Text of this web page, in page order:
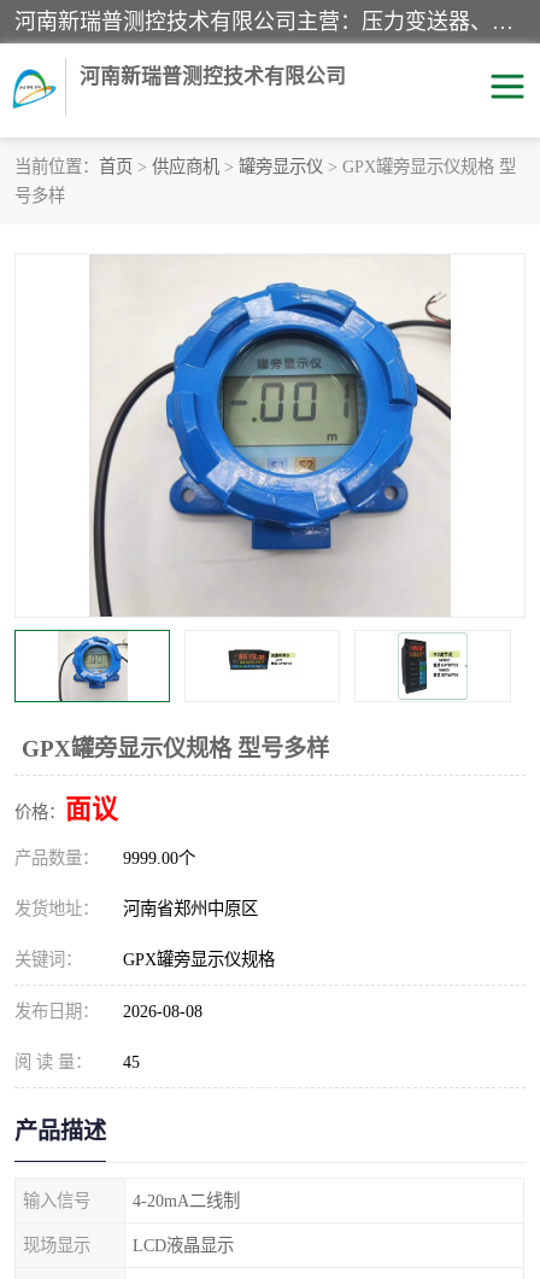
河南新瑞普测控技术有限公司主营：压力变送器、液位变送器、差压变送器、雷达料位计、电容物位计、温度显示控制仪表、电量变送器、流量计、工业自动化系统成套设备。
河南新瑞普测控技术有限公司
当前位置： 首页 > 供应商机 > 罐旁显示仪 > GPX罐旁显示仪规格 型
号多样
GPX罐旁显示仪规格 型号多样
价格： 面议
产品数量： 9999.00个
发货地址： 河南省郑州中原区
关键词： GPX罐旁显示仪规格
发布日期： 2026-08-08
阅 读 量： 45
产品描述
输入信号 4-20mA二线制
现场显示 LCD液晶显示
霍尼韦尔压力变送器
雷达料位计
标准型工业压力变送器 罐旁显示仪
差压变送器 温度传感器变送器
压力变送器 电容物位计
温度显示控制仪表 电量变送器
流量计 工业自动化系统成套设备